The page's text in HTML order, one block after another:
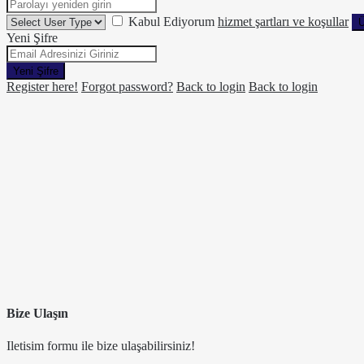
Kabul Ediyorum hizmet şartları ve koşullar
Yeni Şifre
Yeni Şifre
Register here! Forgot password? Back to login Back to login
Bize Ulaşın
Iletisim formu ile bize ulaşabilirsiniz!